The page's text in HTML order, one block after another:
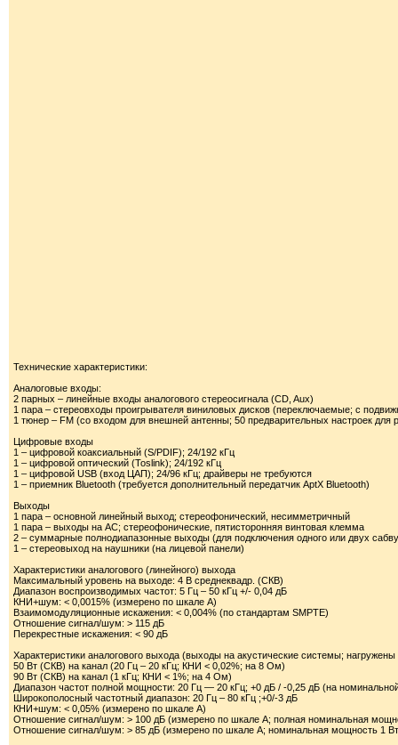
Технические характеристики:
Аналоговые входы:
2 парных – линейные входы аналогового стереосигнала (CD, Aux)
1 пара – стереовходы проигрывателя виниловых дисков (переключаемые; с
1 тюнер – FM (со входом для внешней антенны; 50 предварительных настроек для
Цифровые входы
1 – цифровой коаксиальный (S/PDIF); 24/192 кГц
1 – цифровой оптический (Toslink); 24/192 кГц
1 – цифровой USB (вход ЦАП); 24/96 кГц; драйверы не требуются
1 – приемник Bluetooth (требуется дополнительный передатчик AptX Bluetooth)
Выходы
1 пара – основной линейный выход; стереофонический, несимметричный
1 пара – выходы на АС; стереофонические, пятисторонняя винтовая клемма
2 – суммарные полнодиапазонные выходы (для подключения одного или двух
1 – стереовыход на наушники (на лицевой панели)
Характеристики аналогового (линейного) выхода
Максимальный уровень на выходе: 4 В среднеквадр. (СКВ)
Диапазон воспроизводимых частот: 5 Гц – 50 кГц +/- 0,04 дБ
КНИ+шум: < 0,0015% (измерено по шкале А)
Взаимомодуляционные искажения: < 0,004% (по стандартам SMPTE)
Отношение сигнал/шум: > 115 дБ
Перекрестные искажения: < 90 дБ
Характеристики аналогового выхода (выходы на акустические системы; нагружены
50 Вт (СКВ) на канал (20 Гц – 20 кГц; КНИ < 0,02%; на 8 Ом)
90 Вт (СКВ) на канал (1 кГц; КНИ < 1%; на 4 Ом)
Диапазон частот полной мощности: 20 Гц — 20 кГц; +0 дБ / -0,25 дБ (на
Широкополосный частотный диапазон: 20 Гц – 80 кГц ;+0/-3 дБ
КНИ+шум: < 0,05% (измерено по шкале А)
Отношение сигнал/шум: > 100 дБ (измерено по шкале А; полная номинальная
Отношение сигнал/шум: > 85 дБ (измерено по шкале А; номинальная мощность 1